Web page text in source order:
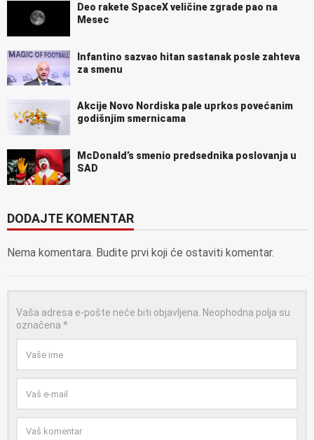
Deo rakete SpaceX veličine zgrade pao na
Mesec
Infantino sazvao hitan sastanak posle zahteva
za smenu
Akcije Novo Nordiska pale uprkos povećanim
godišnjim smernicama
McDonald’s smenio predsednika poslovanja u
SAD
DODAJTE KOMENTAR
Nema komentara. Budite prvi koji će ostaviti komentar.
Vaša adresa e-pošte neće biti objavljena. Neophodna polja su
označena *